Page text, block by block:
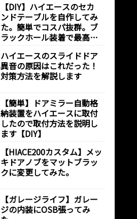
【DIY】ハイエースのセカ
ンドテーブルを自作してみ
た。簡単でコスパ抜群。ブ
ラックホール装着で最高の
ハイエースのスライドドア
異音の原因はこれだった！
対策方法を解説します
【簡単】ドアミラー自動格
納装置をハイエースに取付
したので取付方法を説明し
ます【DIY】
【HIACE200カスタム】メッ
キドアノブをマットブラッ
クに変更してみた。
【ガレージライフ】ガレー
ジの内装にOSB張ってみ